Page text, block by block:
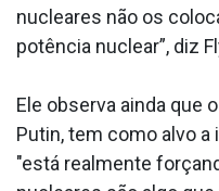
nucleares não os
potência nuclear”, diz
Ele observa ainda que
Putin, tem como alvo
"está realmente